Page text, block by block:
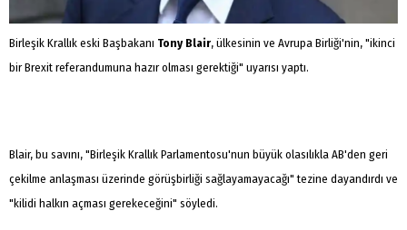
Birleşik Krallık eski Başbakanı Tony Blair, ülkesinin ve Avrupa Birliği'nin, "ikinci
bir Brexit referandumuna hazır olması gerektiği" uyarısı yaptı.
Blair, bu savını, "Birleşik Krallık Parlamentosu'nun büyük olasılıkla AB'den geri
çekilme anlaşması üzerinde görüşbirliği sağlayamayacağı" tezine dayandırdı ve
"kilidi halkın açması gerekeceğini" söyledi.